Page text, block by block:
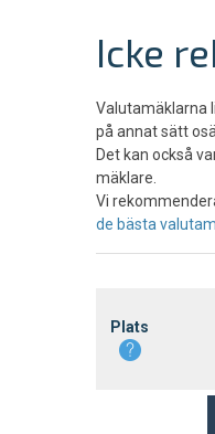
Icke
Valutamäklarna
på annat sätt
Det kan också
mäklare.
Vi
de bästa
Plats